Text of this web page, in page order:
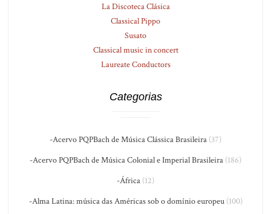
La Discoteca Clásica
Classical Pippo
Susato
Classical music in concert
Laureate Conductors
Categorias
-Acervo PQPBach de Música Clássica Brasileira (37)
-Acervo PQPBach de Música Colonial e Imperial Brasileira (186)
-África (12)
-Alma Latina: música das Américas sob o domínio europeu(100)